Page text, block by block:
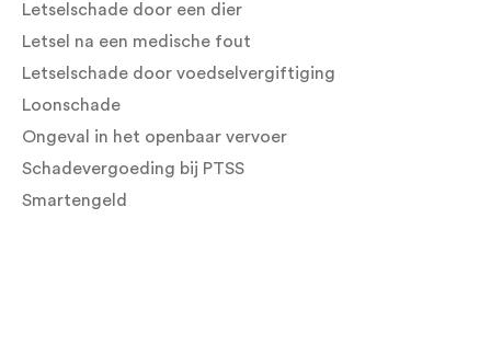
Letselschade door een dier
Letsel na een medische fout
Letselschade door voedselvergiftiging
Loonschade
Ongeval in het openbaar vervoer
Schadevergoeding bij PTSS
Smartengeld